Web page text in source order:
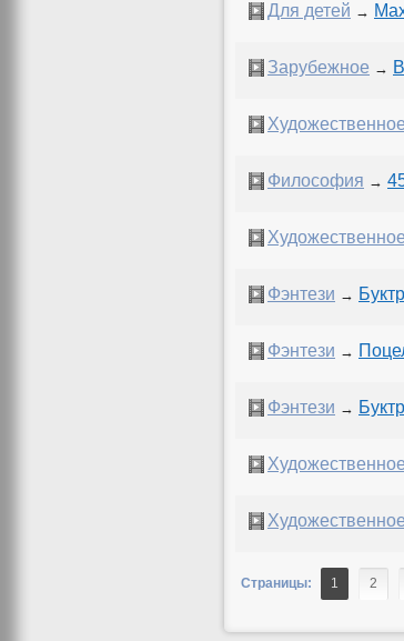
Для детей →
Зарубежное →
Художественное
Философия →
Художественное
Фэнтези →
Фэнтези →
Фэнтези →
Художественное
Художественное
Страницы: 1 2